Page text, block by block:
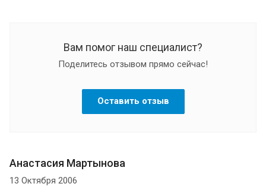
Вам помог наш специалист?
Поделитесь отзывом прямо сейчас!
Оставить отзыв
Анастасия Мартынова
13 Октября 2006